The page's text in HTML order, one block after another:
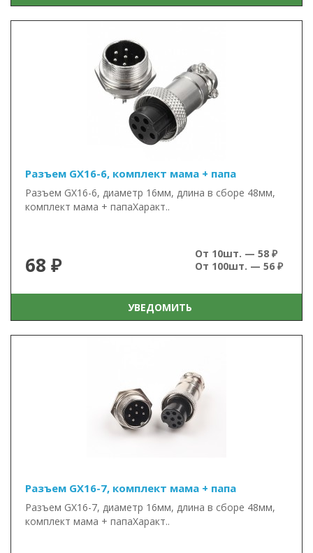
Разъем GX16-6, комплект мама + папа
Разъем GX16-6, диаметр 16мм, длина в сборе 48мм,
комплект мама + папаХаракт..
68 ₽
От 10шт. — 58 ₽
От 100шт. — 56 ₽
УВЕДОМИТЬ
Разъем GX16-7, комплект мама + папа
Разъем GX16-7, диаметр 16мм, длина в сборе 48мм,
комплект мама + папаХаракт..